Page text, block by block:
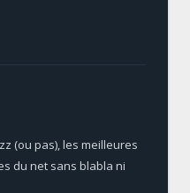
(ou pas), les meilleures
du net sans blabla ni